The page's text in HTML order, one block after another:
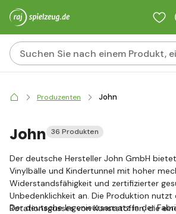
Produzenten John
John 36 Produkten
Der deutsche Hersteller John GmbH
Vinylbälle und Kindertunnel mit hoher
Widerstandsfähigkeit und zertifizierter
Unbedenklichkeit an. Die Produktion nutzt
Rotationsgusses von Kunststoffen, die
Der deutsche Ingenieursansatz in der